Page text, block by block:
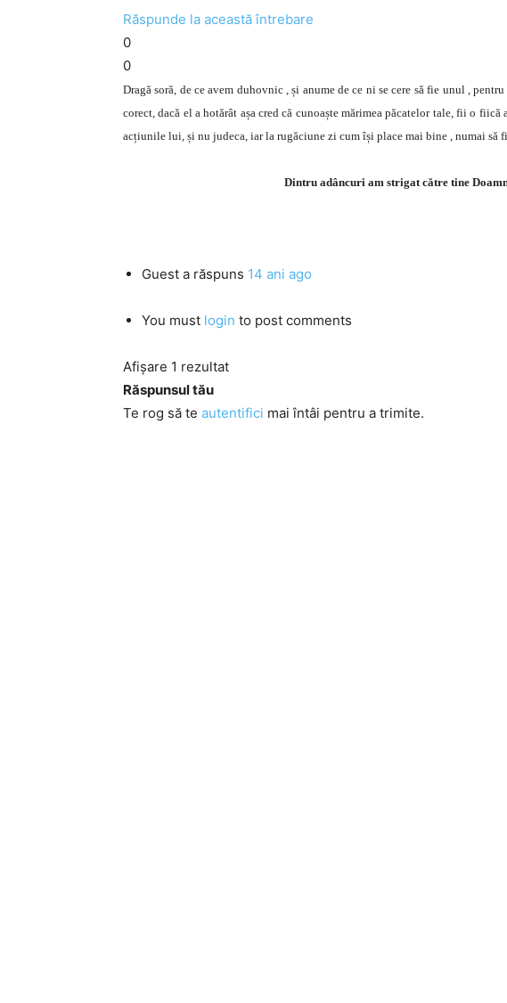
Răspunde la această întrebare
0
0
Dragă soră, de ce avem duhovnic , și anume de ce ni se cere să fie unul ,
corect, dacă el a hotărât așa cred că cunoaște mărimea păcatelor tale, fii o
acțiunile lui, și nu judeca, iar la rugăciune zi cum își place mai bine , numai
Dintru adâncuri am strigat către tine
Guest a răspuns 14 ani ago
You must login to post comments
Afișare 1 rezultat
Răspunsul tău
Te rog să te autentifici mai întâi pentru a trimite.